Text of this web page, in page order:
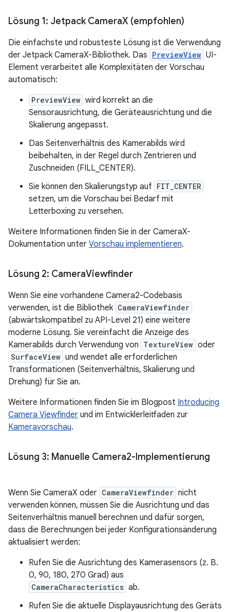
Lösung 1: Jetpack CameraX (empfohlen)
Die einfachste und robusteste Lösung ist die Verwendung
der Jetpack CameraX-Bibliothek. Das PreviewView UI-
Element verarbeitet alle Komplexitäten der Vorschau
automatisch:
PreviewView wird korrekt an die
Sensorausrichtung, die Geräteausrichtung und die
Skalierung angepasst.
Das Seitenverhältnis des Kamerabilds wird
beibehalten, in der Regel durch Zentrieren und
Zuschneiden (FILL_CENTER).
Sie können den Skalierungstyp auf FIT_CENTER
setzen, um die Vorschau bei Bedarf mit
Letterboxing zu versehen.
Weitere Informationen finden Sie in der CameraX-
Dokumentation unter Vorschau implementieren.
Lösung 2: CameraViewfinder
Wenn Sie eine vorhandene Camera2-Codebasis
verwenden, ist die Bibliothek CameraViewfinder
(abwärtskompatibel zu API-Level 21) eine weitere
moderne Lösung. Sie vereinfacht die Anzeige des
Kamerabilds durch Verwendung von TextureView oder
SurfaceView und wendet alle erforderlichen
Transformationen (Seitenverhältnis, Skalierung und
Drehung) für Sie an.
Weitere Informationen finden Sie im Blogpost Introducing
Camera Viewfinder und im Entwicklerleitfaden zur
Kameravorschau.
Lösung 3: Manuelle Camera2-Implementierung
Wenn Sie CameraX oder CameraViewfinder nicht
verwenden können, müssen Sie die Ausrichtung und das
Seitenverhältnis manuell berechnen und dafür sorgen,
dass die Berechnungen bei jeder Konfigurationsänderung
aktualisiert werden:
Rufen Sie die Ausrichtung des Kamerasensors (z. B.
0, 90, 180, 270 Grad) aus
CameraCharacteristics ab.
Rufen Sie die aktuelle Displayausrichtung des Geräts